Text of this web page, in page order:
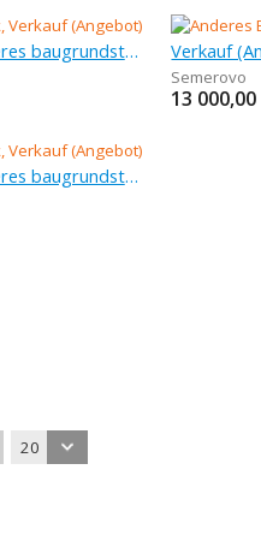
Verkauf (Angebot), anderes baugrundstück, 2 576 m
Semerovo
13 000,00
Verkauf (Angebot), anderes baugrundstück, 1 658 m
20